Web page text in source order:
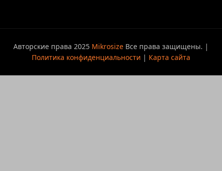
Авторские права 2025 Mikrosize Все права защищены. |
Политика конфиденциальности | Карта сайта